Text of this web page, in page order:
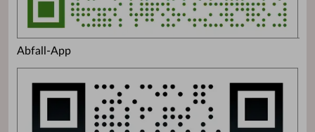
Abfall-App